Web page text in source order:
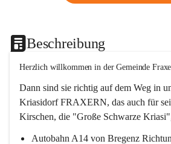
Beschreibung
Herzlich willkommen in der Gemeinde
Dann sind sie richtig auf dem Weg in
Kriasidorf FRAXERN, das auch für
Kirschen, die "Große Schwarze
Autobahn A14 von Bregenz